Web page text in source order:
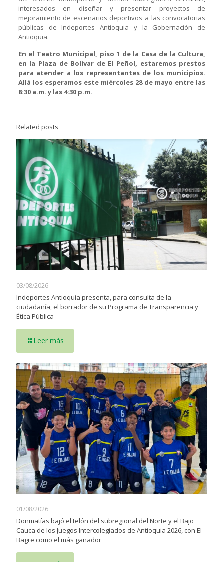
interesados en diseñar y presentar proyectos de
mejoramiento de escenarios deportivos a las convocatorias
públicas de Indeportes Antioquia y la Gobernación de
Antioquia.
En el Teatro Municipal, piso 1 de la Casa de la Cultura,
en la Plaza de Bolívar de El Peñol, estaremos prestos
para atender a los representantes de los municipios.
Allá los esperamos este miércoles 28 de mayo entre las
8:30 a.m. y las 4:30 p.m.
Related posts
03/08/2026
Indeportes Antioquia presenta, para consulta de la
ciudadanía, el borrador de su Programa de Transparencia y
Ética Pública
Leer más
01/08/2026
Donmatías bajó el telón del subregional del Norte y el Bajo
Cauca de los Juegos Intercolegiados de Antioquia 2026, con El
Bagre como el más ganador